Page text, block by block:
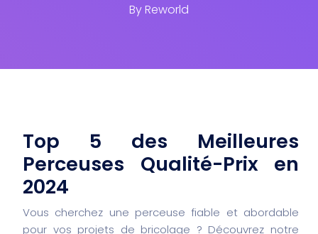
ByReworld
Top 5 des Meilleures
Perceuses Qualité-Prix en
2024
Vous cherchez une perceuse fiable et abordable
pour vos projets de bricolage ? Découvrez notre